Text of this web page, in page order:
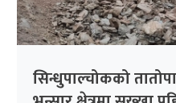
सिन्धुपाल्चोकको